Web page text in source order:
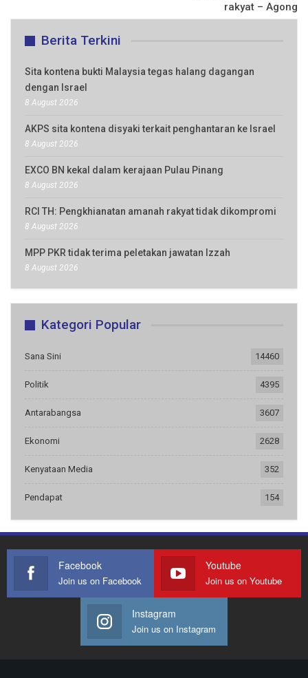
rakyat – Agong
Berita Terkini
Sita kontena bukti Malaysia tegas halang dagangan
dengan Israel
8 August 2026
AKPS sita kontena disyaki terkait penghantaran ke Israel
8 August 2026
EXCO BN kekal dalam kerajaan Pulau Pinang
8 August 2026
RCI TH: Pengkhianatan amanah rakyat tidak dikompromi
8 August 2026
MPP PKR tidak terima peletakan jawatan Izzah
8 August 2026
Kategori Popular
Sana Sini 14460
Politik 4395
Antarabangsa 3607
Ekonomi 2628
Kenyataan Media 352
Pendapat 154
Facebook
Join us on Facebook
Youtube
Join us on Youtube
Instagram
Join us on Instagram